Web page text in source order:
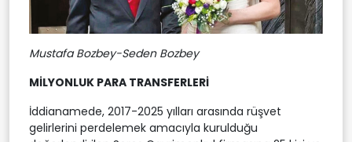
Mustafa Bozbey-Seden Bozbey
MİLYONLUK PARA TRANSFERLERİ
İddianamede, 2017-2025 yılları arasında rüşvet
gelirlerini perdelemek amacıyla kurulduğu